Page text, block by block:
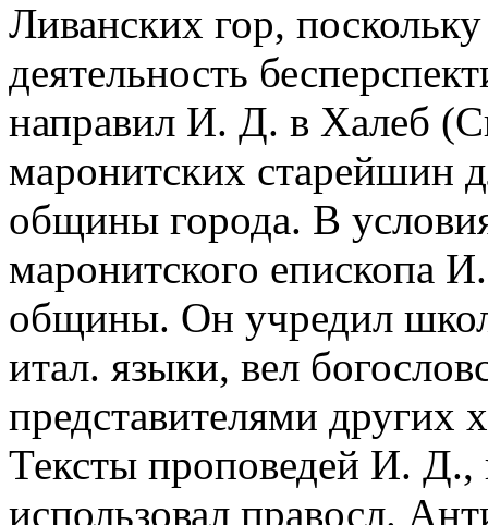
Ливанских гор,
деятельность
направил И. Д. в Халеб
маронитских старейшин
общины города. В
маронитского епископа
общины. Он учредил
итал. языки, вел
представителями других
Тексты проповедей И. Д.,
использовал правосл.